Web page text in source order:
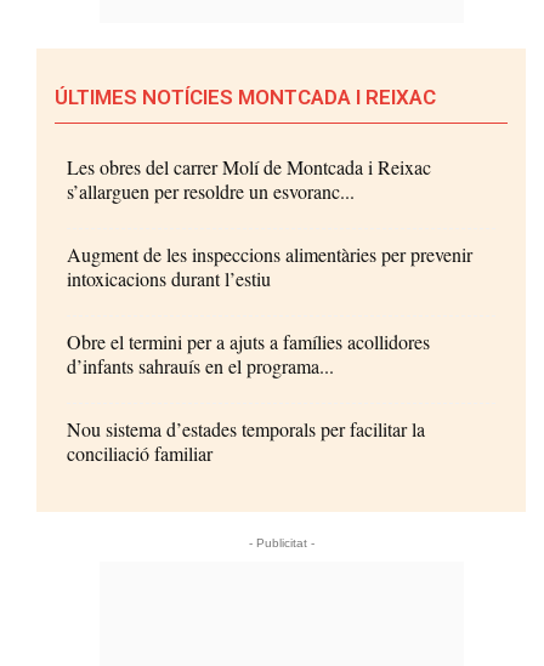
ÚLTIMES NOTÍCIES MONTCADA I REIXAC
Les obres del carrer Molí de Montcada i Reixac
s’allarguen per resoldre un esvoranc...
Augment de les inspeccions alimentàries per prevenir
intoxicacions durant l’estiu
Obre el termini per a ajuts a famílies acollidores
d’infants sahrauís en el programa...
Nou sistema d’estades temporals per facilitar la
conciliació familiar
- Publicitat -